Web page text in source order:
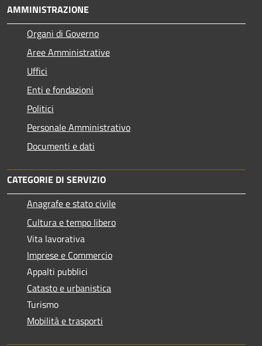
AMMINISTRAZIONE
Organi di Governo
Aree Amministrative
Uffici
Enti e fondazioni
Politici
Personale Amministrativo
Documenti e dati
CATEGORIE DI SERVIZIO
Anagrafe e stato civile
Cultura e tempo libero
Vita lavorativa
Imprese e Commercio
Appalti pubblici
Catasto e urbanistica
Turismo
Mobilità e trasporti